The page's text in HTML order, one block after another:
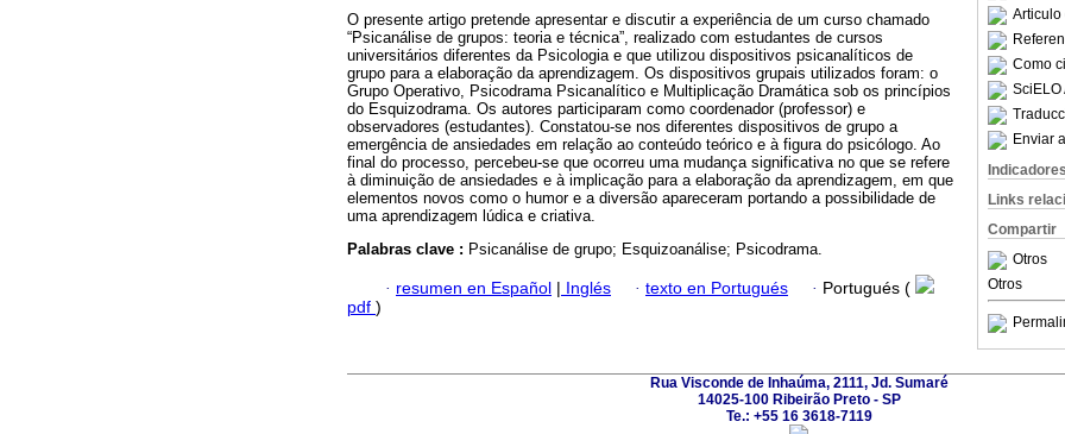
Articulo
Como
SciELO
Enviar
Indicadores
Links
Compartir
Otros
Otros
O presente artigo pretende apresentar e discutir a experiência de um curso chamado
“Psicanálise de grupos: teoria e técnica”, realizado com estudantes de cursos
universitários diferentes da Psicologia e que utilizou dispositivos psicanalíticos de
grupo para a elaboração da aprendizagem. Os dispositivos grupais utilizados foram: o
Grupo Operativo, Psicodrama Psicanalítico e Multiplicação Dramática sob os princípios
do Esquizodrama. Os autores participaram como coordenador (professor) e
observadores (estudantes). Constatou-se nos diferentes dispositivos de grupo a
emergência de ansiedades em relação ao conteúdo teórico e à figura do psicólogo. Ao
final do processo, percebeu-se que ocorreu uma mudança significativa no que se refere
à diminuição de ansiedades e à implicação para a elaboração da aprendizagem, em que
elementos novos como o humor e a diversão apareceram portando a possibilidade de
uma aprendizagem lúdica e criativa.
Palabras clave : Psicanálise de grupo; Esquizoanálise; Psicodrama.
· resumen en Español | Inglés · texto en Portugués · Portugués (
pdf )
Rua Visconde de Inhaúma, 2111, Jd. Sumaré
14025-100 Ribeirão Preto - SP
Te.: +55 16 3618-7119